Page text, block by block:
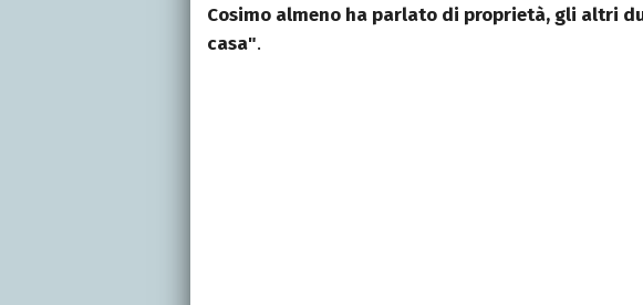
Cosimo almeno ha parlato di proprietà, gli altri
casa".